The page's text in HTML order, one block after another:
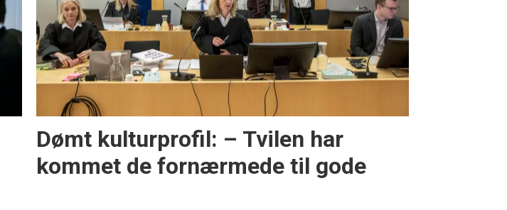
Dømt kulturprofil: – Tvilen har
kommet de fornærmede til gode